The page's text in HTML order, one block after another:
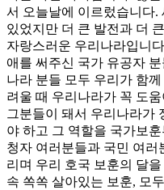
서 오늘날에 이르렀습니다.
있었지만 더 큰 발전과 더
자랑스러운 우리나라입니
애를 써주신 국가 유공자
나라 분들 모두 우리가 함
려울 때 우리나라가 꼭 도
그분들이 돼서 우리나라가
야 하고 그 역할을 국가보
청자 여러분들과 국민 여러
리며 우리 호국 보훈의 달
속 쏙쏙 살아있는 보훈, 모